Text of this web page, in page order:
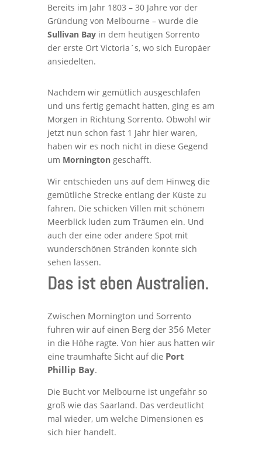
Bereits im Jahr 1803 – 30 Jahre vor der
Gründung von Melbourne – wurde die
Sullivan Bayin dem heutigen Sorrento
der erste Ort Victoria´s, wo sich Europäer
ansiedelten.
Nachdem wir gemütlich ausgeschlafen
und uns fertig gemacht hatten, ging es am
Morgen in Richtung Sorrento. Obwohl wir
jetzt nun schon fast 1 Jahr hier waren,
haben wir es noch nicht in diese Gegend
um Morningtongeschafft.
Wir entschieden uns auf dem Hinweg die
gemütliche Strecke entlang der Küste zu
fahren. Die schicken Villen mit schönem
Meerblick luden zum Träumen ein. Und
auch der eine oder andere Spot mit
wunderschönen Stränden konnte sich
sehen lassen.
Das ist eben Australien.
Zwischen Mornington und Sorrento
fuhren wir auf einen Berg der 356 Meter
in die Höhe ragte. Von hier aus hatten wir
eine traumhafte Sicht auf diePort
Phillip Bay.
Die Bucht vor Melbourne ist ungefähr so
groß wie das Saarland. Das verdeutlicht
mal wieder, um welche Dimensionen es
sich hier handelt.